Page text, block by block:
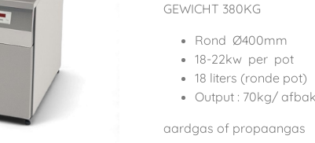
GEWICHT 380KG
Rond Ø400mm
18-22kw per pot
18 liters (ronde pot)
Output : 70kg/
aardgas of propaangas